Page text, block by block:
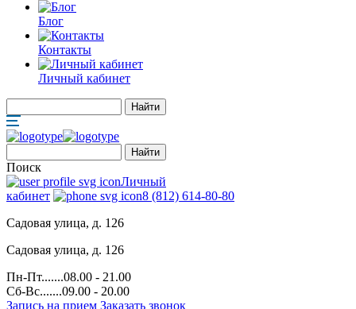
Блог
Контакты
Личный кабинет
Поиск
Личный
кабинет
8 (812) 614-80-80
Садовая улица, д. 126
Садовая улица, д. 126
Пн-Пт.......08.00 - 21.00
Сб-Вс.......09.00 - 20.00
Запись на прием Заказать звонок